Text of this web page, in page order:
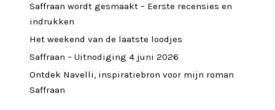
Saffraan wordt gesmaakt – Eerste recensies en
indrukken
Het weekend van de laatste loodjes
Saffraan – Uitnodiging 4 juni 2026
Ontdek Navelli, inspiratiebron voor mijn roman
Saffraan